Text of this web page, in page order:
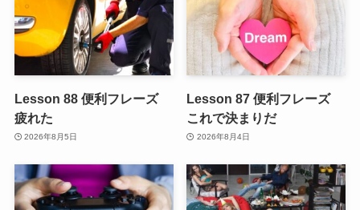
Lesson 88 便利フレーズ
疲れた
2026年8月5日
Lesson 87 便利フレーズ
これで決まりだ
2026年8月4日